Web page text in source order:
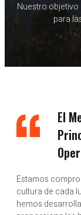
Nuestro
para
El
Estamos
cultura de cada
hemos